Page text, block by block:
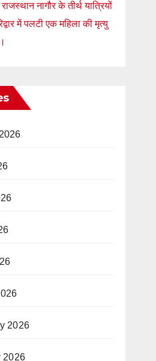
नागौर के तीर्थ यात्रियों
में पलटी एक महिला की मृत्यु
2026
2026